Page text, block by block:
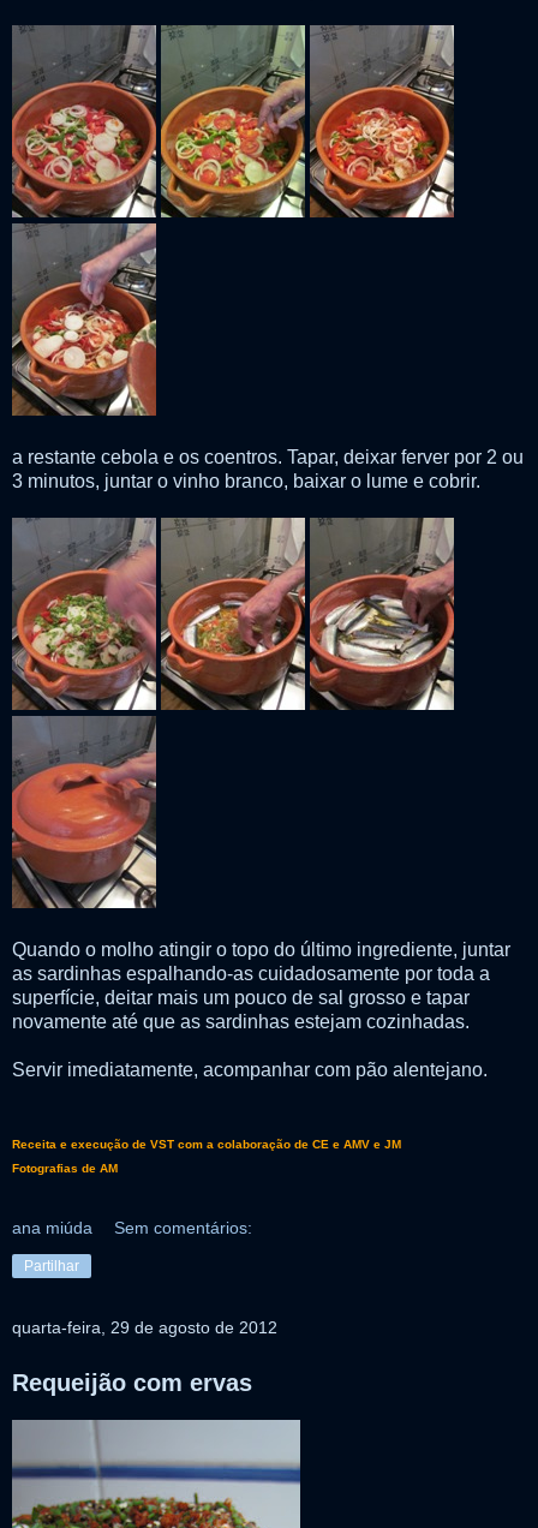
a restante cebola e os coentros. Tapar, deixar ferver por 2 ou
3 minutos, juntar o vinho branco, baixar o lume e cobrir.
Quando o molho atingir o topo do último ingrediente, juntar
as sardinhas espalhando-as cuidadosamente por toda a
superfície, deitar mais um pouco de sal grosso e tapar
novamente até que as sardinhas estejam cozinhadas.
Servir imediatamente, acompanhar com pão alentejano.
Receita e execução de VST com a colaboração de CE e AMV e JM
Fotografias de AM
ana miúda Sem comentários:
Partilhar
quarta-feira, 29 de agosto de 2012
Requeijão com ervas